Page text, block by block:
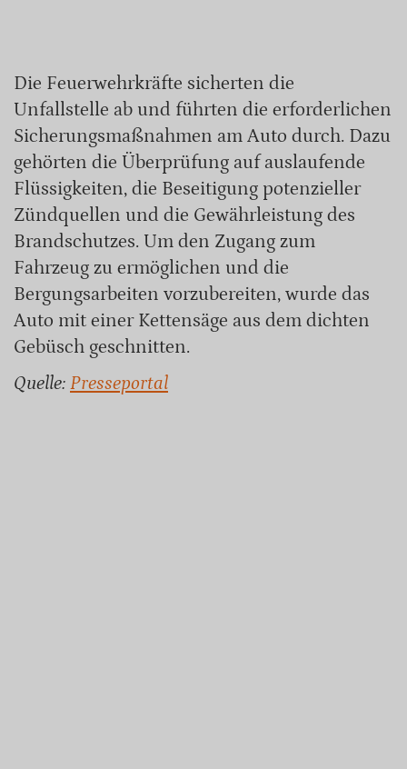
Die Feuerwehrkräfte sicherten die
Unfallstelle ab und führten die erforderlichen
Sicherungsmaßnahmen am Auto durch. Dazu
gehörten die Überprüfung auf auslaufende
Flüssigkeiten, die Beseitigung potenzieller
Zündquellen und die Gewährleistung des
Brandschutzes. Um den Zugang zum
Fahrzeug zu ermöglichen und die
Bergungsarbeiten vorzubereiten, wurde das
Auto mit einer Kettensäge aus dem dichten
Gebüsch geschnitten.
Quelle: Presseportal